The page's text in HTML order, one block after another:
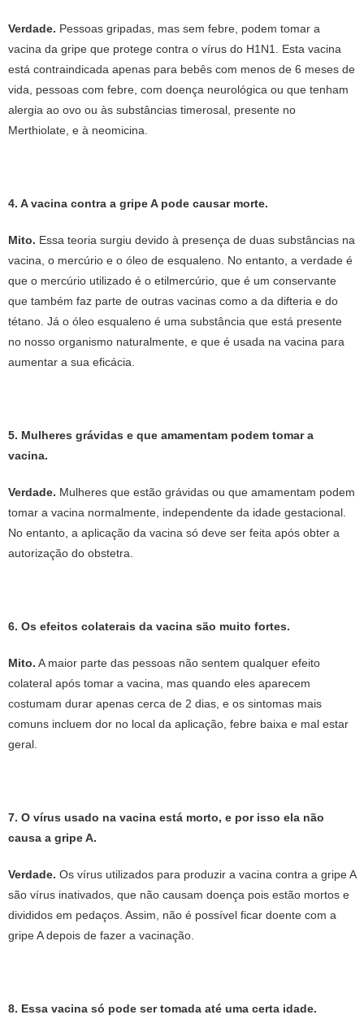
Verdade. Pessoas gripadas, mas sem febre, podem tomar a
vacina da gripe que protege contra o vírus do H1N1. Esta vacina
está contraindicada apenas para bebês com menos de 6 meses de
vida, pessoas com febre, com doença neurológica ou que tenham
alergia ao ovo ou às substâncias timerosal, presente no
Merthiolate, e à neomicina.
4. A vacina contra a gripe A pode causar morte.
Mito. Essa teoria surgiu devido à presença de duas substâncias na
vacina, o mercúrio e o óleo de esqualeno. No entanto, a verdade é
que o mercúrio utilizado é o etilmercúrio, que é um conservante
que também faz parte de outras vacinas como a da difteria e do
tétano. Já o óleo esqualeno é uma substância que está presente
no nosso organismo naturalmente, e que é usada na vacina para
aumentar a sua eficácia.
5. Mulheres grávidas e que amamentam podem tomar a
vacina.
Verdade. Mulheres que estão grávidas ou que amamentam podem
tomar a vacina normalmente, independente da idade gestacional.
No entanto, a aplicação da vacina só deve ser feita após obter a
autorização do obstetra.
6. Os efeitos colaterais da vacina são muito fortes.
Mito. A maior parte das pessoas não sentem qualquer efeito
colateral após tomar a vacina, mas quando eles aparecem
costumam durar apenas cerca de 2 dias, e os sintomas mais
comuns incluem dor no local da aplicação, febre baixa e mal estar
geral.
7. O vírus usado na vacina está morto, e por isso ela não
causa a gripe A.
Verdade. Os vírus utilizados para produzir a vacina contra a gripe A
são vírus inativados, que não causam doença pois estão mortos e
divididos em pedaços. Assim, não é possível ficar doente com a
gripe A depois de fazer a vacinação.
8. Essa vacina só pode ser tomada até uma certa idade.